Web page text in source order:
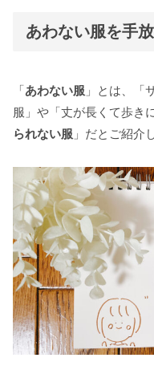
あわない服を手
「あわない服 」とは、「
服」や「丈が長くて歩き
られない服 」だとご紹介